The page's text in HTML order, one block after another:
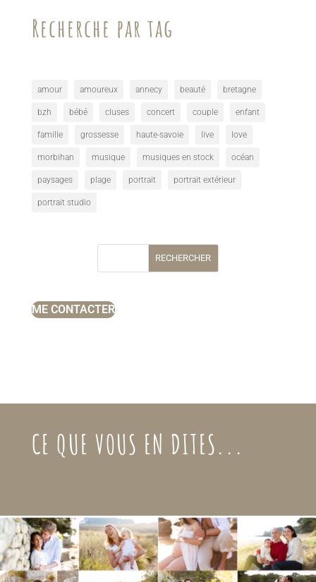
Recherche par tag
amour amoureux annecy beauté bretagne
bzh bébé cluses concert couple enfant
famille grossesse haute-savoie live love
morbihan musique musiques en stock océan
paysages plage portrait portrait extérieur
portrait studio
RECHERCHER
ME CONTACTER
CE QUE VOUS EN DITES...